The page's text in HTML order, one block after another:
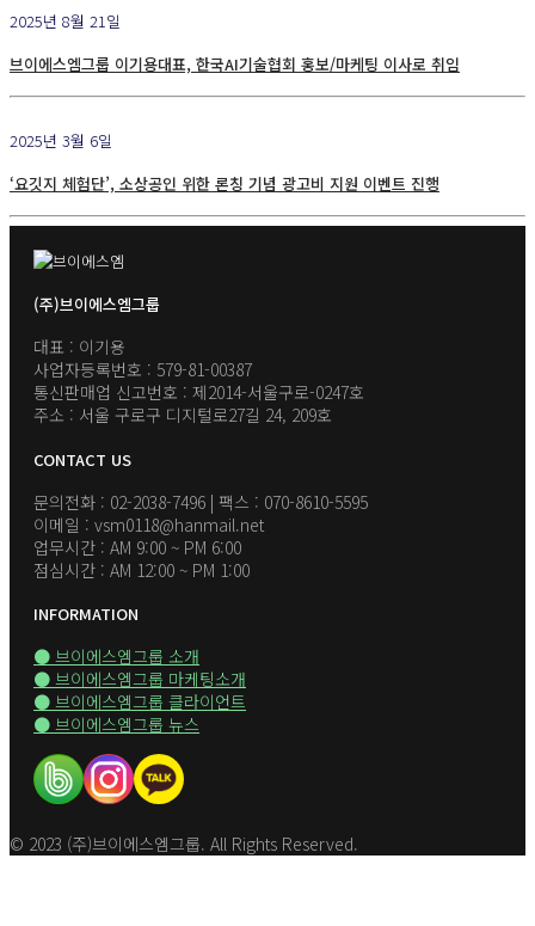
2025년 8월 21일
브이에스엠그룹 이기용대표, 한국AI기술협회 홍보/마케팅 이사로 취임
2025년 3월 6일
‘요깃지 체험단’, 소상공인 위한 론칭 기념 광고비 지원 이벤트 진행
(주)브이에스엠그룹
대표 : 이기용
사업자등록번호 : 579-81-00387
통신판매업 신고번호 : 제2014-서울구로-0247호
주소 : 서울 구로구 디지털로27길 24, 209호
CONTACT US
문의전화 : 02-2038-7496 | 팩스 : 070-8610-5595
이메일 : vsm0118@hanmail.net
업무시간 : AM 9:00 ~ PM 6:00
점심시간 : AM 12:00 ~ PM 1:00
INFORMATION
● 브이에스엠그룹 소개
● 브이에스엠그룹 마케팅소개
● 브이에스엠그룹 클라이언트
● 브이에스엠그룹 뉴스
© 2023 (주)브이에스엠그룹. All Rights Reserved.